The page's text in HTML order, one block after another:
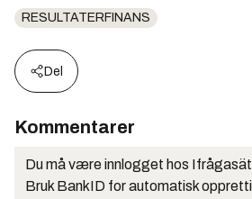
RESULTATERFINANS
Del
Kommentarer
Du må være innlogget hos
Bruk BankID for automatisk